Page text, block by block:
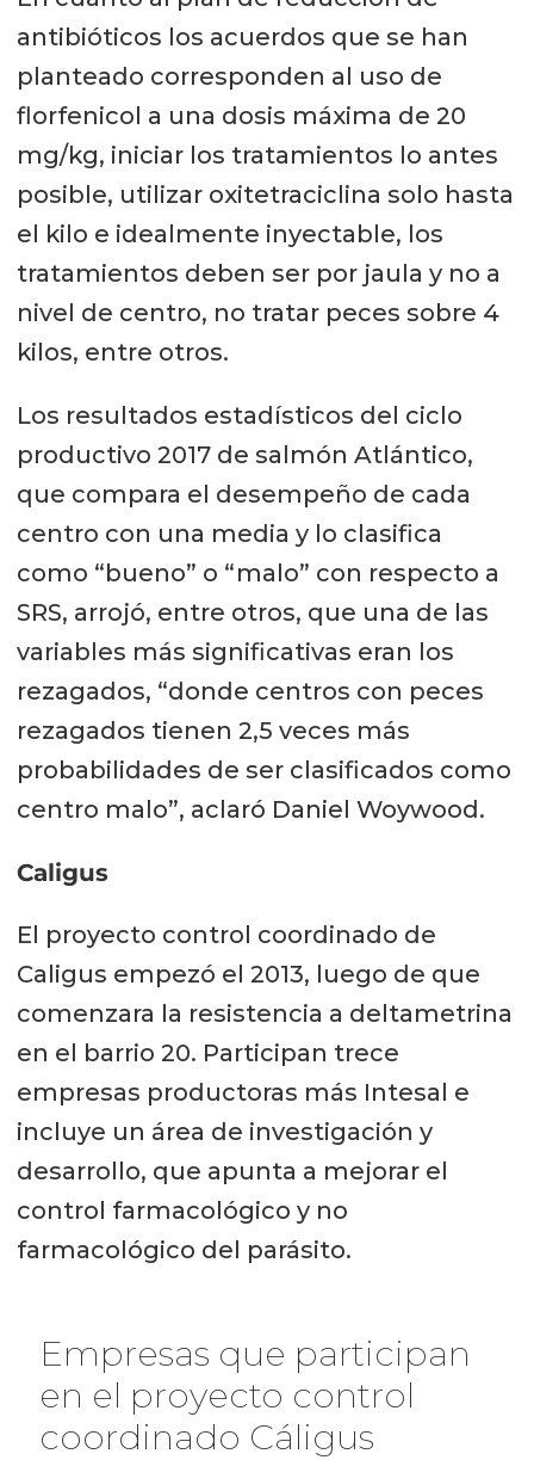
antibióticos los acuerdos que se han
planteado corresponden al uso de
florfenicol a una dosis máxima de 20
mg/kg, iniciar los tratamientos lo antes
posible, utilizar oxitetraciclina solo hasta
el kilo e idealmente inyectable, los
tratamientos deben ser por jaula y no a
nivel de centro, no tratar peces sobre 4
kilos, entre otros.
Los resultados estadísticos del ciclo
productivo 2017 de salmón Atlántico,
que compara el desempeño de cada
centro con una media y lo clasifica
como “bueno” o “malo” con respecto a
SRS, arrojó, entre otros, que una de las
variables más significativas eran los
rezagados, “donde centros con peces
rezagados tienen 2,5 veces más
probabilidades de ser clasificados como
centro malo”, aclaró Daniel Woywood.
Caligus
El proyecto control coordinado de
Caligus empezó el 2013, luego de que
comenzara la resistencia a deltametrina
en el barrio 20. Participan trece
empresas productoras más Intesal e
incluye un área de investigación y
desarrollo, que apunta a mejorar el
control farmacológico y no
farmacológico del parásito.
Empresas que participan
en el proyecto control
coordinado Cáligus